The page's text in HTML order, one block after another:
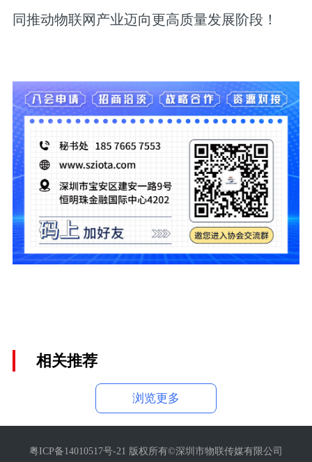
同推动物联网产业迈向更高质量发展阶段！
相关推荐
浏览更多
粤ICP备14010517号-21 版权所有©深圳市物联传媒有限公司